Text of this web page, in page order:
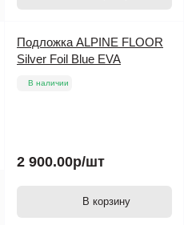
Подложка ALPINE FLOOR
Silver Foil Blue EVA
В наличии
2 900.00р/шт
В корзину